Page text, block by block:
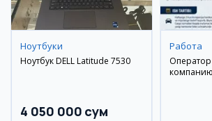
Ноутбуки
Ноутбук DELL Latitude 7530
4 050 000 сум
Работа
Оператор